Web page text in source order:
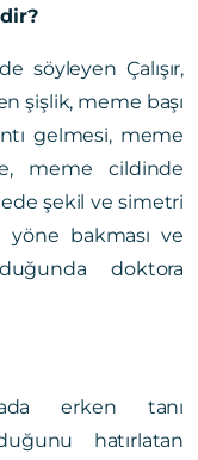
söyleyen Çalışır,
şişlik, meme başı
gelmesi, meme
meme cildinde
şekil ve simetri
yöne bakması ve
doktora
erken tanı
hatırlatan